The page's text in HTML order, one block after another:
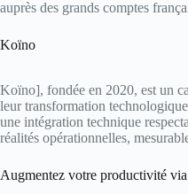
auprès des grands comptes
Koïno
Koïno], fondée en 2020, est un
leur transformation
une intégration technique
réalités opérationnelles,
Augmentez votre productivité via